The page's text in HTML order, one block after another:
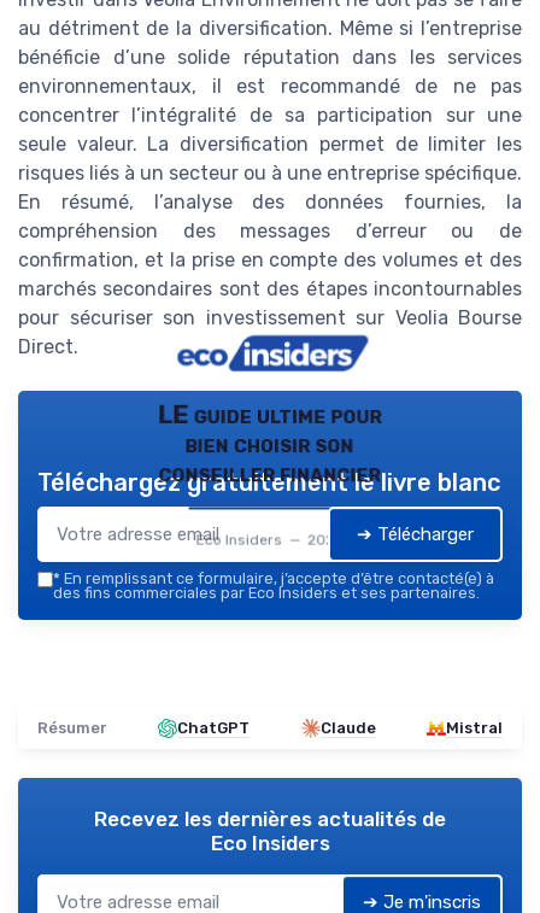
au détriment de la diversification. Même si l’entreprise
bénéficie d’une solide réputation dans les services
environnementaux, il est recommandé de ne pas
concentrer l’intégralité de sa participation sur une
seule valeur. La diversification permet de limiter les
risques liés à un secteur ou à une entreprise spécifique.
En résumé, l’analyse des données fournies, la
compréhension des messages d’erreur ou de
confirmation, et la prise en compte des volumes et des
marchés secondaires sont des étapes incontournables
pour sécuriser son investissement sur Veolia Bourse
Direct.
LE guide ultime pour
bien choisir son
conseiller financier
Eco Insiders — 2026
Téléchargez gratuitement le livre blanc
➔ Télécharger
* En remplissant ce formulaire, j’accepte d’être contacté(e) à
des fins commerciales par Eco Insiders et ses partenaires.
Résumer ChatGPT Claude Mistral
Recevez les dernières actualités de
Eco Insiders
➔ Je m'inscris